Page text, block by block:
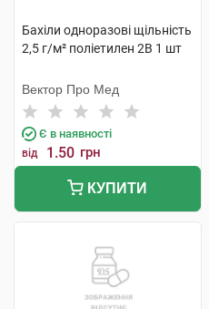
Бахіли одноразові щільність
2,5 г/м² поліетилен 2В 1 шт
Вектор Про Мед
Є в наявності
від 1.50 грн
КУПИТИ